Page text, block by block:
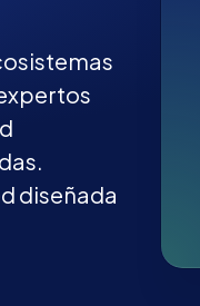
diseñada